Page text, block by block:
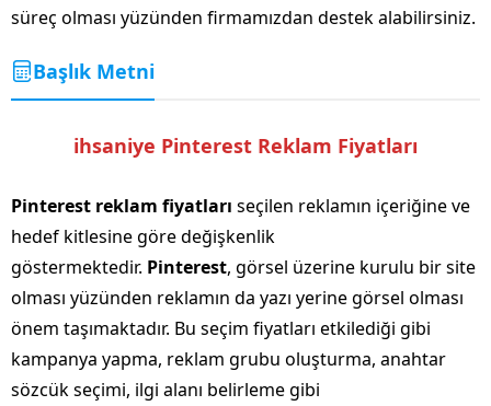
süreç olması yüzünden firmamızdan destek alabilirsiniz.
Başlık Metni
ihsaniye Pinterest Reklam Fiyatları
Pinterest reklam fiyatları seçilen reklamın içeriğine ve
hedef kitlesine göre değişkenlik
göstermektedir. Pinterest, görsel üzerine kurulu bir site
olması yüzünden reklamın da yazı yerine görsel olması
önem taşımaktadır. Bu seçim fiyatları etkilediği gibi
kampanya yapma, reklam grubu oluşturma, anahtar
sözcük seçimi, ilgi alanı belirleme gibi